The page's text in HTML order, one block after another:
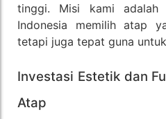
tinggi. Misi kami adalah
Indonesia memilih atap
tetapi juga tepat guna
Investasi Estetik dan
Atap